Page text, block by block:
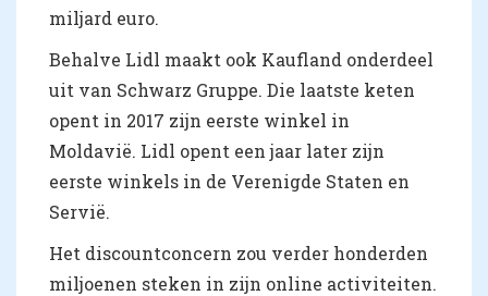
miljard euro.
Behalve Lidl maakt ook Kaufland onderdeel
uit van Schwarz Gruppe. Die laatste keten
opent in 2017 zijn eerste winkel in
Moldavië. Lidl opent een jaar later zijn
eerste winkels in de Verenigde Staten en
Servië.
Het discountconcern zou verder honderden
miljoenen steken in zijn online activiteiten.